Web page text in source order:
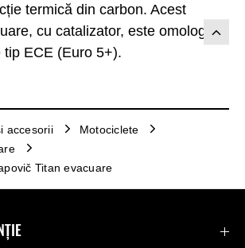
termică din carbon. Acest
cu catalizator, este omologat
ECE (Euro 5+).
accesorii
Motociclete
Titan evacuare